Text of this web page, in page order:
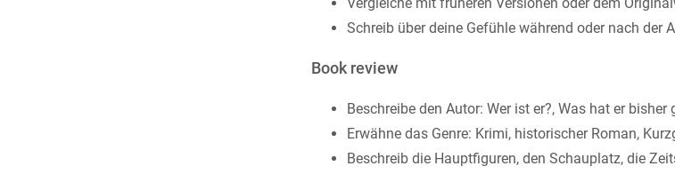
Schreib über deine Gefühle während oder nach der
Book review
Beschreibe den Autor: Wer ist er?, Was hat er
Erwähne das Genre: Krimi, historischer Roman,
Beschreib die Hauptfiguren, den Schauplatz, die